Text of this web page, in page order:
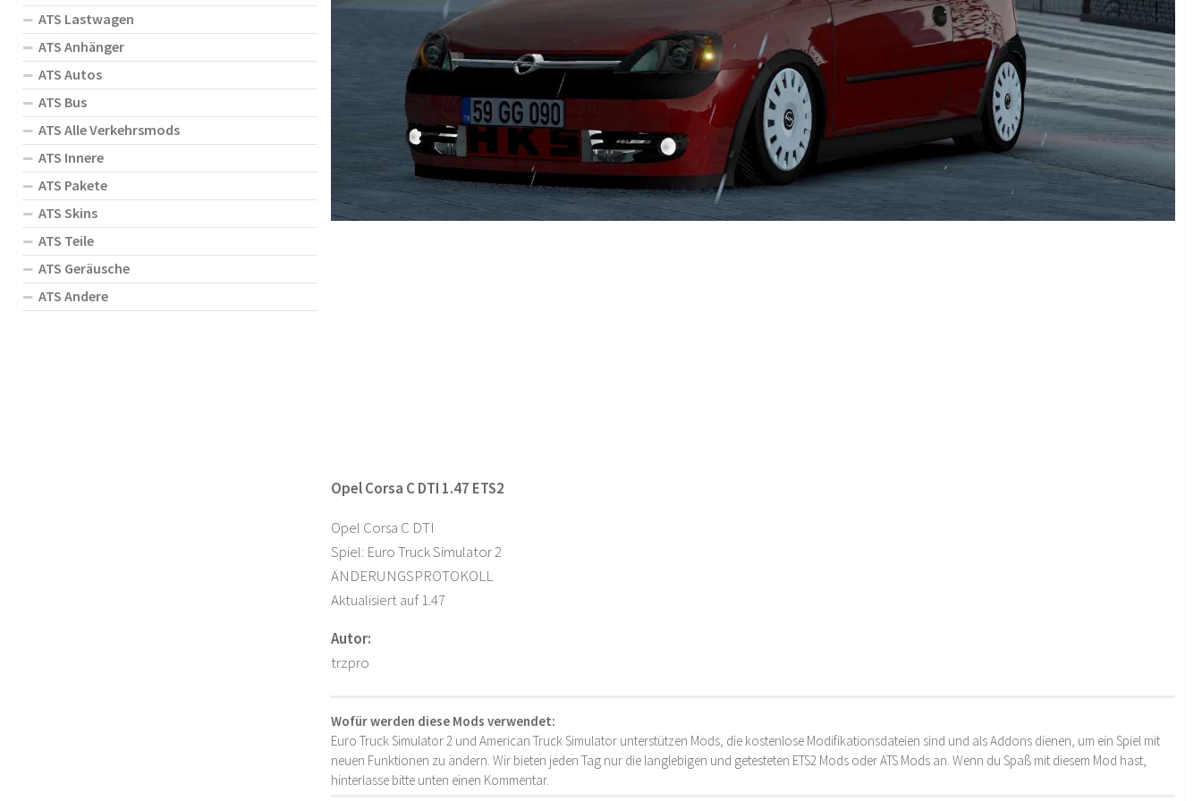
Opel Corsa С DTI 1.47 ETS2
Opel Corsa С DTI
Spiel: Euro Truck Simulator 2
ÄNDERUNGSPROTOKOLL
Aktualisiert auf 1.47
Autor:
trzpro
Wofür werden diese Mods verwendet:
Euro Truck Simulator 2 und American Truck Simulator unterstützen Mods, die kostenlose Modifikationsdateien sind und als Addons dienen, um ein Spiel mit
neuen Funktionen zu ändern. Wir bieten jeden Tag nur die langlebigen und getesteten ETS2 Mods oder ATS Mods an. Wenn du Spaß mit diesem Mod hast,
hinterlasse bitte unten einen Kommentar.
ATS Lastwagen
ATS Anhänger
ATS Autos
ATS Bus
ATS Alle Verkehrsmods
ATS Innere
ATS Pakete
ATS Skins
ATS Teile
ATS Geräusche
ATS Andere